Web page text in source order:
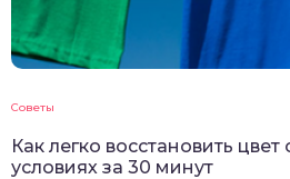
Советы
Как легко восстановить
условиях за 30 минут